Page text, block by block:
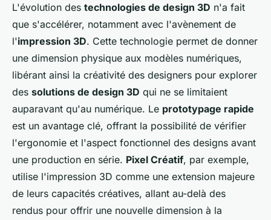
L'évolution des technologies de design 3D n'a fait
que s'accélérer, notamment avec l'avènement de
l'impression 3D. Cette technologie permet de donner
une dimension physique aux modèles numériques,
libérant ainsi la créativité des designers pour explorer
des solutions de design 3D qui ne se limitaient
auparavant qu'au numérique. Le prototypage rapide
est un avantage clé, offrant la possibilité de vérifier
l'ergonomie et l'aspect fonctionnel des designs avant
une production en série. Pixel Créatif, par exemple,
utilise l'impression 3D comme une extension majeure
de leurs capacités créatives, allant au-delà des
rendus pour offrir une nouvelle dimension à la